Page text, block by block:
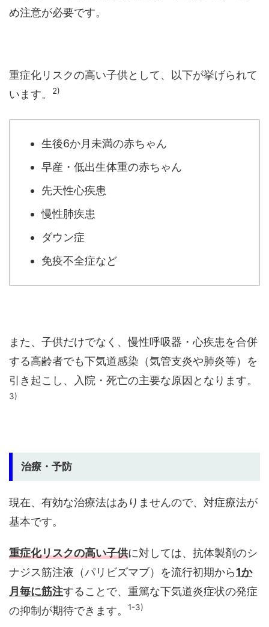
め注意が必要です。
重症化リスクの高い子供として、以下が挙げられて
います。
2)
生後6か月未満の赤ちゃん
早産・低出生体重の赤ちゃん
先天性心疾患
慢性肺疾患
ダウン症
免疫不全症など
また、子供だけでなく、慢性呼吸器・心疾患を合併
する高齢者でも下気道感染（気管支炎や肺炎等）を
引き起こし、入院・死亡の主要な原因となります。
3)
治療・予防
現在、有効な治療法はありませんので、対症療法が
基本です。
重症化リスクの高い子供に対しては、抗体製剤のシ
ナジス筋注液（パリビズマブ）を流行初期から1か
月毎に筋注することで、重篤な下気道炎症状の発症
の抑制が期待できます。
1-3)